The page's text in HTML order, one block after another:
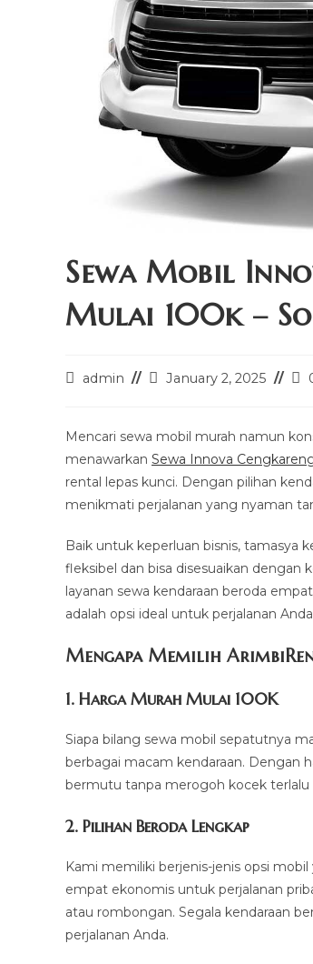
Sewa Mobil
Mulai 100k –
Postadmin
PostJanuary 2, 2025
Mencari sewa mobil murah namun
menawarkan Sewa Innova
rental lepas kunci. Dengan pilihan
menikmati perjalanan yang nyaman
Baik untuk keperluan bisnis, tamasya
fleksibel dan bisa disesuaikan dengan
layanan sewa kendaraan beroda
adalah opsi ideal untuk perjalanan
Mengapa Memilih
1. Harga Murah Mulai 100K
Siapa bilang sewa mobil sepatutnya
berbagai macam kendaraan. Dengan
bermutu tanpa merogoh kocek terlalu
2. Pilihan Beroda Lengkap
Kami memiliki berjenis-jenis opsi
empat ekonomis untuk perjalanan
atau rombongan. Segala kendaraan
perjalanan Anda.